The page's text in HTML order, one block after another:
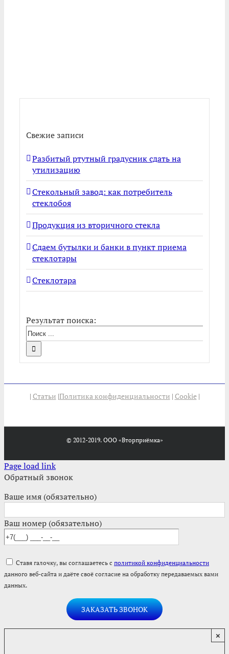
Свежие записи
Разбитый ртутный градусник сдать на
утилизацию
Стекольный завод: как потребитель
стеклобоя
Продукция из вторичного стекла
Сдаем бутылки и банки в пункт приема
стеклотары
Стеклотара
Результат поиска:
| Статьи |Политика конфиденциальности | Cookie|
© 2012-2019. ООО «Вторприёмка»
Page load link
Обратный звонок
Ваше имя (обязательно)
Ваш номер (обязательно)
Ставя галочку, вы соглашаетесь с политикой конфиденциальности
данного веб-сайта и даёте своё согласие на обработку передаваемых вами
данных.
×